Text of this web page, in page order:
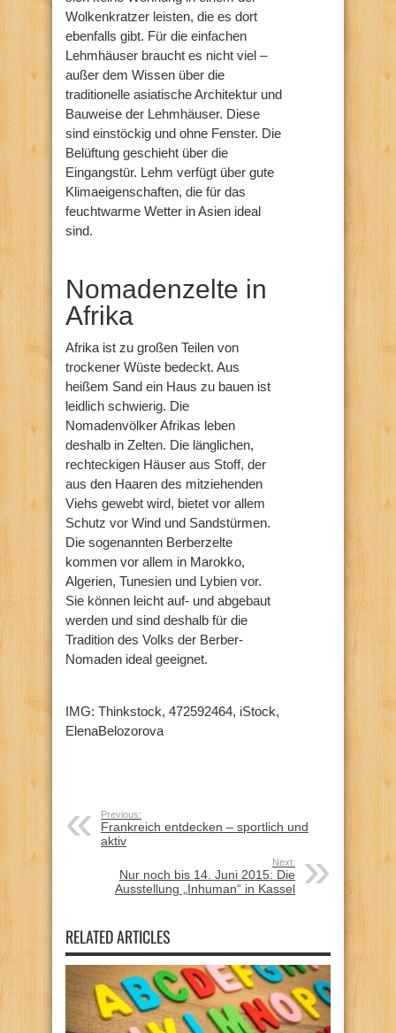
Wolkenkratzer leisten, die es dort
ebenfalls gibt. Für die einfachen
Lehmhäuser braucht es nicht viel –
außer dem Wissen über die
traditionelle asiatische Architektur und
Bauweise der Lehmhäuser. Diese
sind einstöckig und ohne Fenster. Die
Belüftung geschieht über die
Eingangstür. Lehm verfügt über gute
Klimaeigenschaften, die für das
feuchtwarme Wetter in Asien ideal
sind.
Nomadenzelte in
Afrika
Afrika ist zu großen Teilen von
trockener Wüste bedeckt. Aus
heißem Sand ein Haus zu bauen ist
leidlich schwierig. Die
Nomadenvölker Afrikas leben
deshalb in Zelten. Die länglichen,
rechteckigen Häuser aus Stoff, der
aus den Haaren des mitziehenden
Viehs gewebt wird, bietet vor allem
Schutz vor Wind und Sandstürmen.
Die sogenannten Berberzelte
kommen vor allem in Marokko,
Algerien, Tunesien und Lybien vor.
Sie können leicht auf- und abgebaut
werden und sind deshalb für die
Tradition des Volks der Berber-
Nomaden ideal geeignet.
IMG: Thinkstock, 472592464, iStock,
ElenaBelozorova
Previous:
Frankreich entdecken – sportlich und
aktiv
Next:
Nur noch bis 14. Juni 2015: Die
Ausstellung „Inhuman“ in Kassel
RELATED ARTICLES